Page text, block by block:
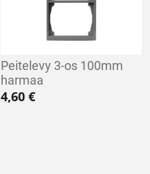
Peitelevy 3-os 100mm
harmaa
4,60€